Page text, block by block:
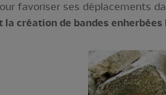
favoriser ses déplacements
la création de bandes